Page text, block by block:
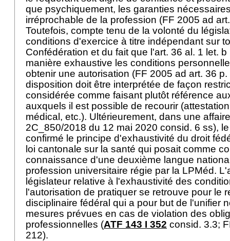
que psychiquement, les garanties
irréprochable de la profession (FF 2005 ad
Toutefois, compte tenu de la volonté du
conditions d'exercice à titre indépendant sur
Confédération et du fait que l'art. 36 al. 1 let.
manière exhaustive les conditions
obtenir une autorisation (FF 2005 ad art. 36
disposition doit être interprétée de façon
considérée comme faisant plutôt référence
auxquels il est possible de recourir
médical, etc.). Ultérieurement, dans une
2C_850/2018 du 12 mai 2020 consid. 6 ss),
confirmé le principe d'exhaustivité du droit
loi cantonale sur la santé qui posait comme
connaissance d'une deuxième langue
profession universitaire régie par la LPMéd.
législateur relative à l'exhaustivité des
l'autorisation de pratiquer se retrouve pour le
disciplinaire fédéral qui a pour but de l'unifier
mesures prévues en cas de violation des
professionnelles (ATF 143 I 352 consid. 3.3;
212).